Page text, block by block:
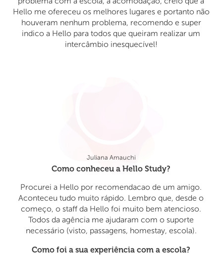
Hello me ofereceu os melhores lugares e portanto não
houveram nenhum problema, recomendo e super
indico a Hello para todos que queiram realizar um
intercâmbio inesquecível!
Juliana Amauchi
Como conheceu a Hello Study?
Procurei a Hello por recomendacao de um amigo.
Aconteceu tudo muito rápido. Lembro que, desde o
começo, o staff da Hello foi muito bem atencioso.
Todos da agência me ajudaram com o suporte
necessário (visto, passagens, homestay, escola).
Como foi a sua experiência com a escola?